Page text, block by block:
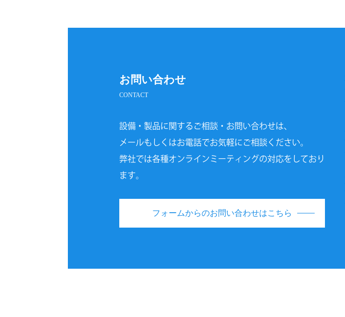
お問い合わせ
CONTACT
設備・製品に関するご相談・お問い合わせは、
メールもしくはお電話でお気軽にご相談ください。
弊社では各種オンラインミーティングの対応をしており
ます。
フォームからのお問い合わせはこちら